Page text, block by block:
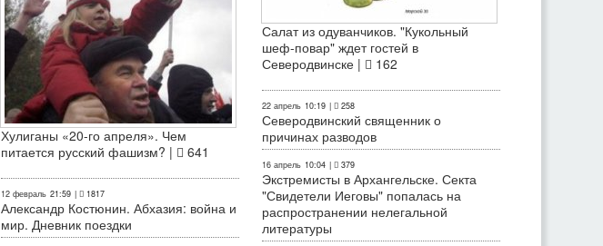
Хулиганы «20-го апреля». Чем
питается русский фашизм? |
641
12 февраль 21:59 | 1817
Александр Костюнин. Абхазия: война и
мир. Дневник поездки
Салат из одуванчиков. "Кукольный
шеф-повар" ждет гостей в
Северодвинске |
162
22 апрель 10:19 | 258
Северодвинский священник о
причинах разводов
16 апрель 10:04 | 379
Экстремисты в Архангельске. Секта
"Свидетели Иеговы" попалась на
распространении нелегальной
литературы